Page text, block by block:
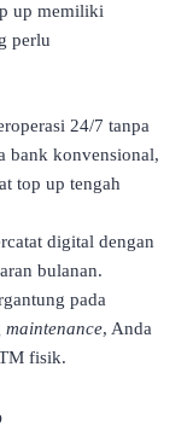
up memiliki
perlu
24/7 tanpa
bank konvensional,
top up tengah
digital dengan
bulanan.
pada
maintenance, Anda
fisik.